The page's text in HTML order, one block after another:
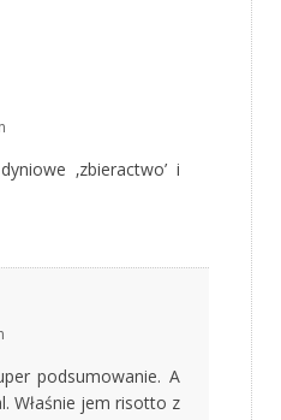
‚zbieractwo’ i
podsumowanie. A
Właśnie jem risotto z